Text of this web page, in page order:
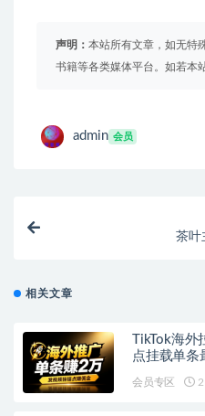
声明： 本站所有文章，如无特
书籍等各类媒体平台。如若本
admin 会员
茶叶
相关文章
TikTok海外
点挂载单条
会员专区